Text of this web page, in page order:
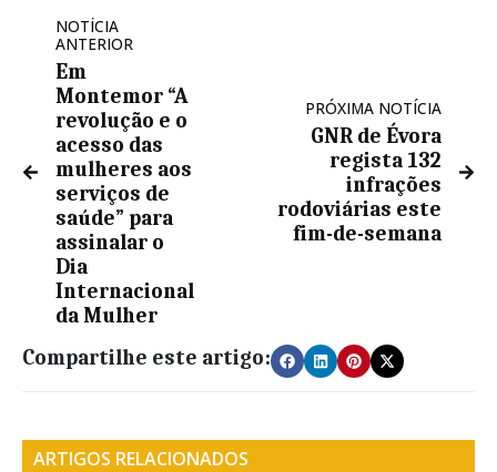
NOTÍCIA
ANTERIOR
Em
Montemor “A
revolução e o
acesso das
mulheres aos
serviços de
saúde” para
assinalar o
Dia
Internacional
da Mulher
PRÓXIMA NOTÍCIA
GNR de Évora
regista 132
infrações
rodoviárias este
fim-de-semana
Compartilhe este artigo:
ARTIGOS RELACIONADOS